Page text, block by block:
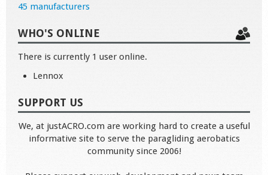
45 manufacturers
WHO'S ONLINE
There is currently 1 user online.
Lennox
SUPPORT US
We, at justACRO.com are working hard to create a useful
informative site to serve the paragliding aerobatics
community since 2006!